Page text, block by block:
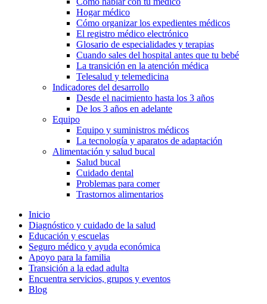
Hogar médico
Cómo organizar los expedientes médicos
El registro médico electrónico
Glosario de especialidades y terapias
Cuando sales del hospital antes que tu bebé
La transición en la atención médica
Telesalud y telemedicina
Indicadores del desarrollo
Desde el nacimiento hasta los 3 años
De los 3 años en adelante
Equipo
Equipo y suministros médicos
La tecnología y aparatos de adaptación
Alimentación y salud bucal
Salud bucal
Cuidado dental
Problemas para comer
Trastornos alimentarios
Inicio
Diagnóstico y cuidado de la salud
Educación y escuelas
Seguro médico y ayuda económica
Apoyo para la familia
Transición a la edad adulta
Encuentra servicios, grupos y eventos
Blog